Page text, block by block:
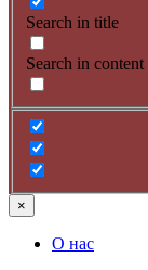
Search in title
Search in content
×
О нас